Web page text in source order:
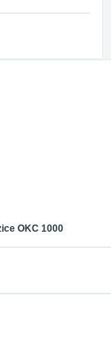
OKC 1000